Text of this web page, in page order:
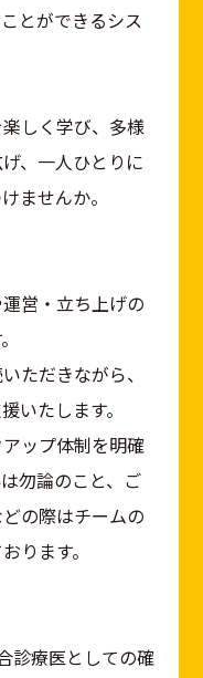
とができるシス
しく学び、多様
、一人ひとりに
ませんか。
営・立ち上げの
ただきながら、
いたします。
ップ体制を明確
勿論のこと、ご
の際はチームの
ります。
診療医としての確